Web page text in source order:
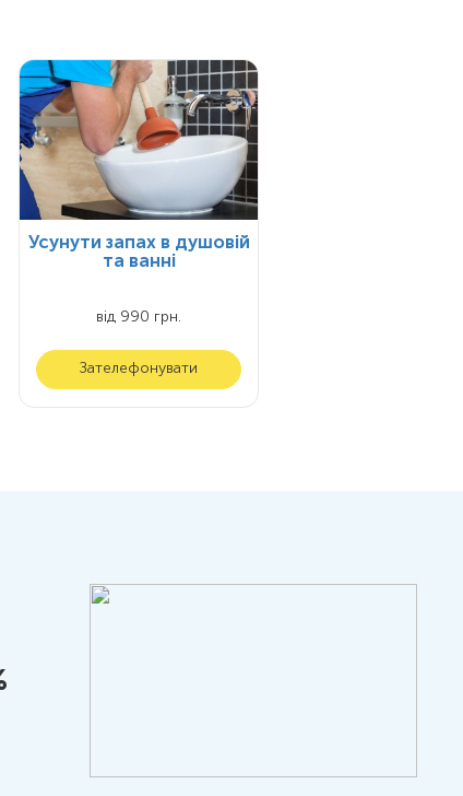
Усунути запах в душовій
та ванні
від 990 грн.
Зателефонувати